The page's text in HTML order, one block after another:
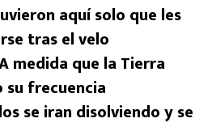
aquí solo que les
tras el velo
medida que la Tierra
su frecuencia
se iran disolviendo y se